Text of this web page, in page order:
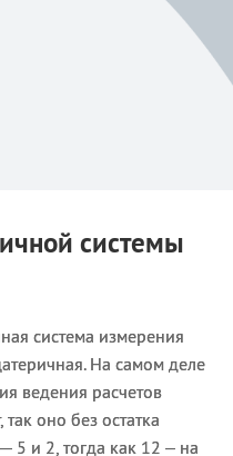
системы
система измерения
На самом деле
ведения расчетов
оно без остатка
5 и 2, тогда как 12 – на